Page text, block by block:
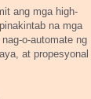
ang mga high-
na mga
o-automate ng
at propesyonal